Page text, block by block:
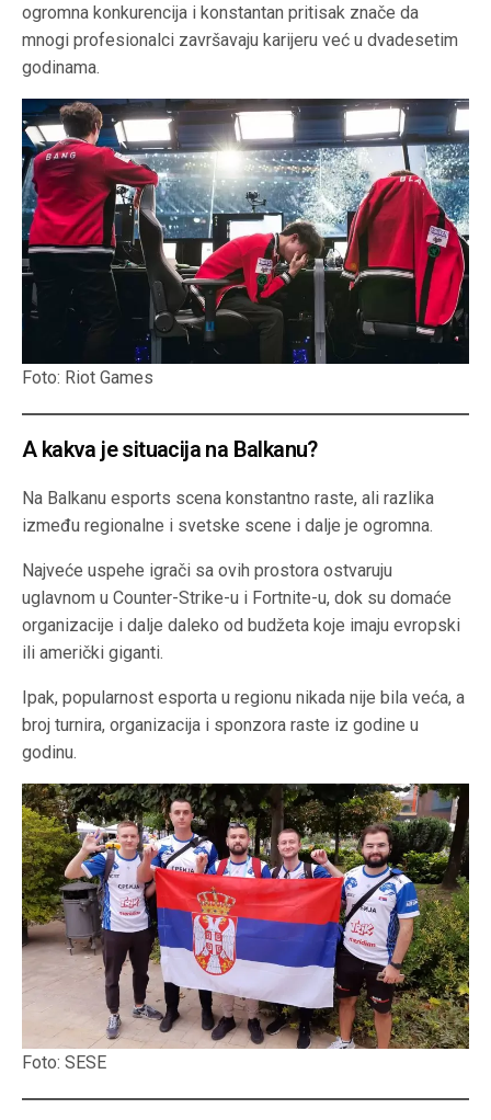
ogromna konkurencija i konstantan pritisak znače da
mnogi profesionalci završavaju karijeru već u dvadesetim
godinama.
Foto: Riot Games
A kakva je situacija na Balkanu?
Na Balkanu esports scena konstantno raste, ali razlika
između regionalne i svetske scene i dalje je ogromna.
Najveće uspehe igrači sa ovih prostora ostvaruju
uglavnom u Counter-Strike-u i Fortnite-u, dok su domaće
organizacije i dalje daleko od budžeta koje imaju evropski
ili američki giganti.
Ipak, popularnost esporta u regionu nikada nije bila veća, a
broj turnira, organizacija i sponzora raste iz godine u
godinu.
Foto: SESE